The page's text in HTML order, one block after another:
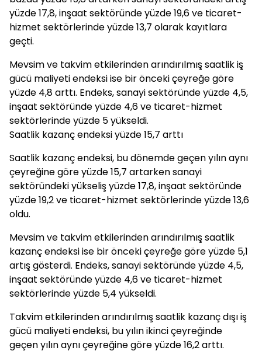
yüzde 17,8, inşaat sektöründe yüzde 19,6 ve ticaret-
hizmet sektörlerinde yüzde 13,7 olarak kayıtlara
geçti.
Mevsim ve takvim etkilerinden arındırılmış saatlik iş
gücü maliyeti endeksi ise bir önceki çeyreğe göre
yüzde 4,8 arttı. Endeks, sanayi sektöründe yüzde 4,5,
inşaat sektöründe yüzde 4,6 ve ticaret-hizmet
sektörlerinde yüzde 5 yükseldi.
Saatlik kazanç endeksi yüzde 15,7 arttı
Saatlik kazanç endeksi, bu dönemde geçen yılın aynı
çeyreğine göre yüzde 15,7 artarken sanayi
sektöründeki yükseliş yüzde 17,8, inşaat sektöründe
yüzde 19,2 ve ticaret-hizmet sektörlerinde yüzde 13,6
oldu.
Mevsim ve takvim etkilerinden arındırılmış saatlik
kazanç endeksi ise bir önceki çeyreğe göre yüzde 5,1
artış gösterdi. Endeks, sanayi sektöründe yüzde 4,5,
inşaat sektöründe yüzde 4,6 ve ticaret-hizmet
sektörlerinde yüzde 5,4 yükseldi.
Takvim etkilerinden arındırılmış saatlik kazanç dışı iş
gücü maliyeti endeksi, bu yılın ikinci çeyreğinde
geçen yılın aynı çeyreğine göre yüzde 16,2 arttı.